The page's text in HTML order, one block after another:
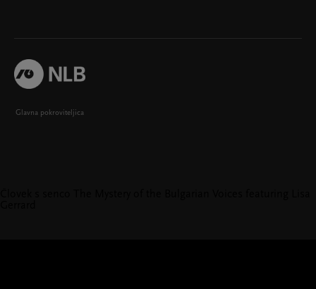
Glavna pokroviteljica